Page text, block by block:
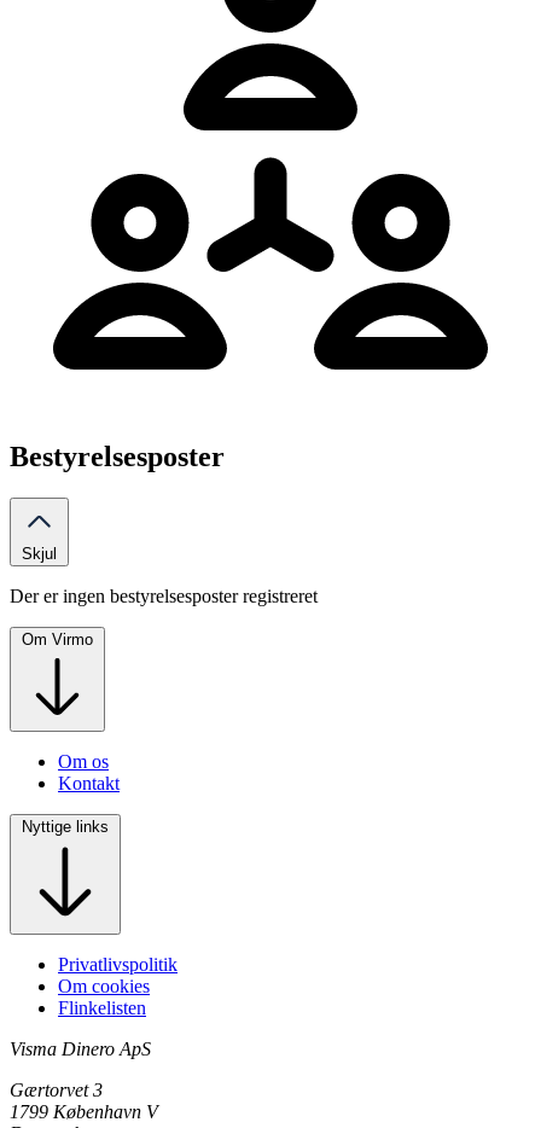
Bestyrelsesposter
Skjul
Der er ingen bestyrelsesposter registreret
Om Virmo
Om os
Kontakt
Nyttige links
Privatlivspolitik
Om cookies
Flinkelisten
Visma Dinero ApS
Gærtorvet 3
1799 København V